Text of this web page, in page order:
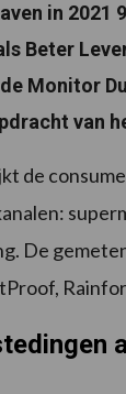
in
Beter
Monitor
van
de
De